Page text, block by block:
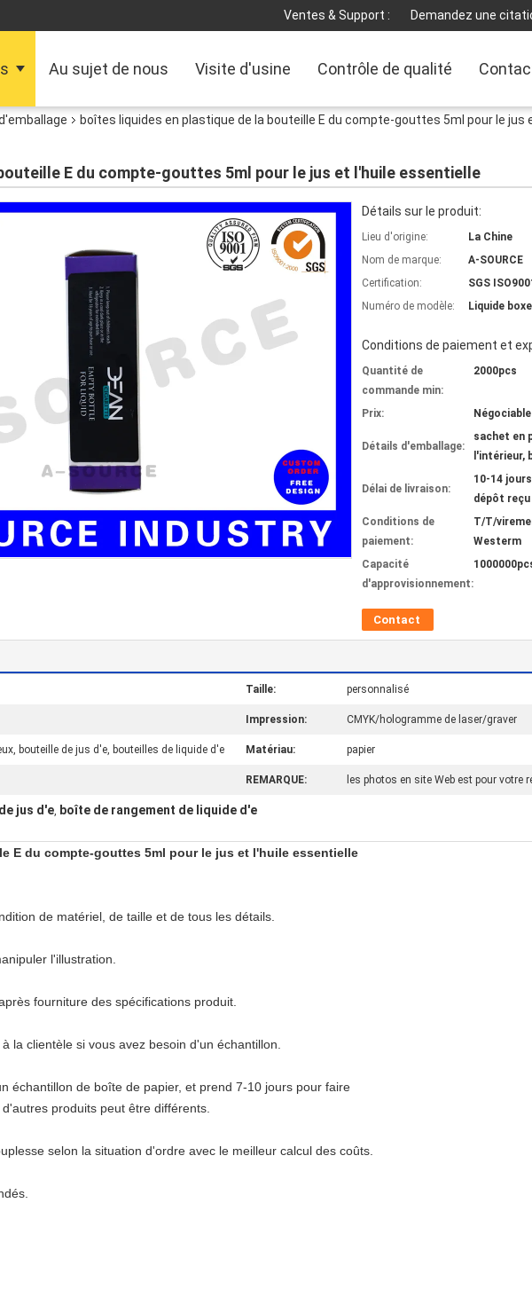
Ventes & Support : Demandez une
Au sujet de nous Visite d'usine Contrôle de qualité
boîtes liquides en plastique de la bouteille E du compte-gouttes 5ml pour le jus
E du compte-gouttes 5ml pour le jus et l'huile essentielle
Détails sur le produit:
Lieu d'origine:
La Chine
Nom de marque:
A-SOURCE
Certification:
SGS
Numéro de modèle:
Liquide
Conditions de paiement et
Quantité de
commande min:
2000pcs
Prix: Négociable
Détails d'emballage:
sachet en
l'intérieur,
Délai de livraison:
10-14
dépôt reçu
Conditions de
paiement:
T/T/
Westerm
Capacité
d'approvisionnement:
Contact
Taille: personnalisé
Impression: CMYK/hologramme de laser/graver
bouteille de jus d'e, bouteilles de liquide d'e Matériau: papier
REMARQUE: les photos en site Web est pour votre
jus d'e, boîte de rangement de liquide d'e
E du compte-gouttes 5ml pour le jus et l'huile essentielle
de matériel, de taille et de tous les détails.
l'illustration.
fourniture des spécifications produit.
la clientèle si vous avez besoin d'un échantillon.
échantillon de boîte de papier, et prend 7-10 jours pour faire
produits peut être différents.
selon la situation d'ordre avec le meilleur calcul des coûts.